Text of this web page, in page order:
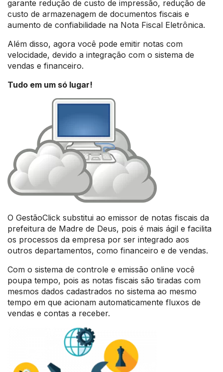
garante redução de custo de impressão, redução de
custo de armazenagem de documentos fiscais e
aumento de confiabilidade na Nota Fiscal Eletrônica.
Além disso, agora você pode emitir notas com
velocidade, devido a integração com o sistema de
vendas e financeiro.
Tudo em um só lugar!
O GestãoClick substitui ao emissor de notas fiscais da
prefeitura de Madre de Deus, pois é mais ágil e facilita
os processos da empresa por ser integrado aos
outros departamentos, como financeiro e de vendas.
Com o sistema de controle e emissão online você
poupa tempo, pois as notas fiscais são tiradas com
mesmos dados cadastrados no sistema ao mesmo
tempo em que acionam automaticamente fluxos de
vendas e contas a receber.